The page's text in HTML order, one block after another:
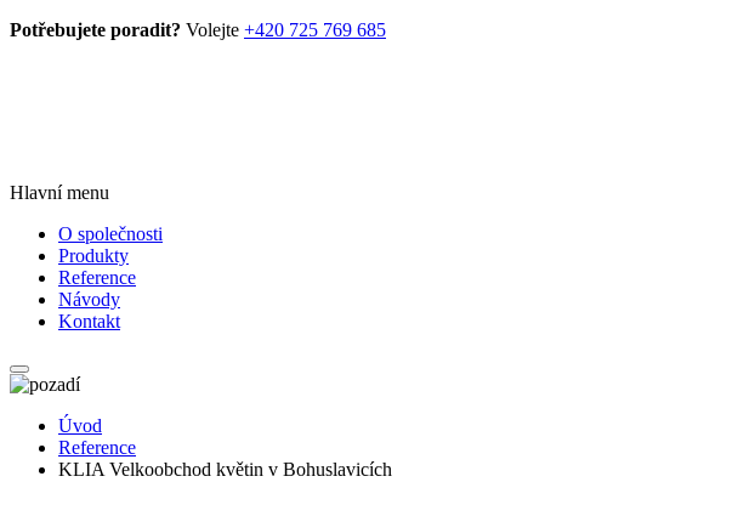
Potřebujete poradit? Volejte +420 725 769 685
Hlavní menu
O společnosti
Produkty
Reference
Návody
Kontakt
Úvod
Reference
KLIA Velkoobchod květin v Bohuslavicích